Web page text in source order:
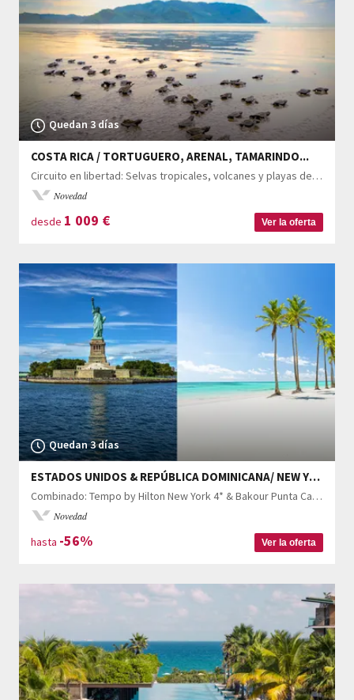
Quedan 3 días
COSTA RICA / TORTUGUERO, ARENAL, TAMARINDO...
Circuito en libertad: Selvas tropicales, volcanes y playas de Costa Rica de 9 a 21 noches
Novedad
desde 1 009 € Ver la oferta
Quedan 3 días
ESTADOS UNIDOS & REPÚBLICA DOMINICANA/ NEW YORK, PUNTA CANA
Combinado: Tempo by Hilton New York 4* & Bakour Punta Cana 5*
Novedad
hasta -56% Ver la oferta